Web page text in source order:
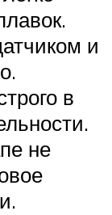
и
в
не